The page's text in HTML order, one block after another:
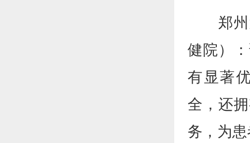
郑州大
健院）
有显著
全，还
务，为患